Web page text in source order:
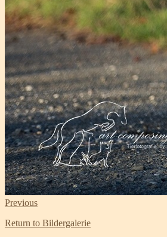
Previous
Return to Bildergalerie